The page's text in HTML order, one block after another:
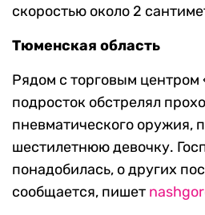
скоростью около 2
Тюменская область
Рядом с торговым
подросток обстрелял
пневматического оружия,
шестилетнюю девочку.
понадобилась, о других
сообщается, пишет